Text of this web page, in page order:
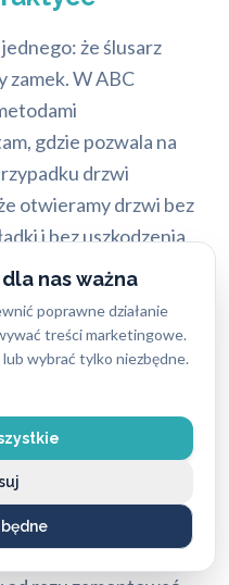
nas ważna
poprawne działanie
treści marketingowe.
wybrać tylko niezbędne.
że ślusarz
zamek. W ABC
gdzie pozwala na
drzwi
otwieramy drzwi bez
i bez uszkodzenia
nie jest możliwa?
bardzo mocno
włamania, gdy
od środka. W takich
informujemy o tym
i wspólnie
Nic nie robimy